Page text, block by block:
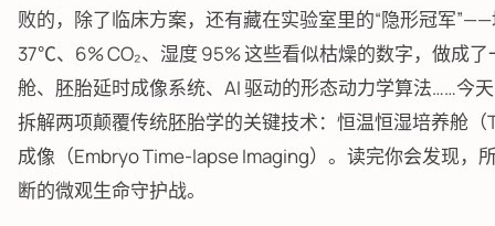
败的，除了临床方案，还有藏在实验室里的“隐形冠军
37℃、6% CO₂、湿度 95% 这些看似枯燥的数字，做成了
舱、胚胎延时成像系统、AI 驱动的形态动力学算法……今
拆解两项颠覆传统胚胎学的关键技术：恒温恒湿培养舱
成像（Embryo Time-lapse Imaging）。读完你会发现，
断的微观生命守护战。